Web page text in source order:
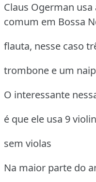
Claus Ogerman
comum em Bossa
flauta, nesse caso
trombone e um
O interessante
é que ele usa 9
sem violas
Na maior parte do